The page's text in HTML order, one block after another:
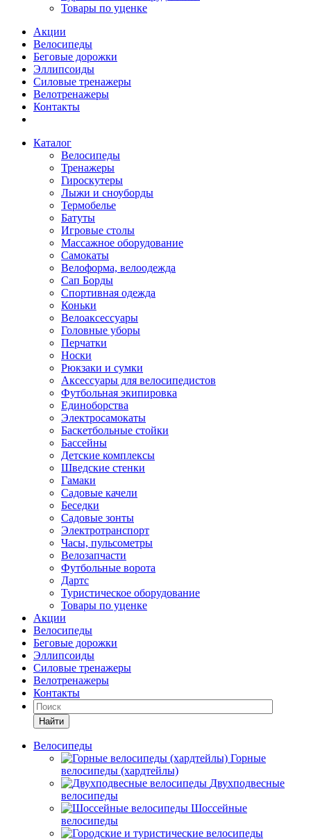
Товары по уценке
Акции
Велосипеды
Беговые дорожки
Эллипсоиды
Силовые тренажеры
Велотренажеры
Контакты
Каталог
Велосипеды
Тренажеры
Гироскутеры
Лыжи и сноуборды
Термобелье
Батуты
Игровые столы
Массажное оборудование
Самокаты
Велоформа, велоодежда
Сап Борды
Спортивная одежда
Коньки
Велоаксессуары
Головные уборы
Перчатки
Носки
Рюкзаки и сумки
Аксессуары для велосипедистов
Футбольная экипировка
Единоборства
Электросамокаты
Баскетбольные стойки
Бассейны
Детские комплексы
Шведские стенки
Гамаки
Садовые качели
Беседки
Садовые зонты
Электротранспорт
Часы, пульсометры
Велозапчасти
Футбольные ворота
Дартс
Туристическое оборудование
Товары по уценке
Акции
Велосипеды
Беговые дорожки
Эллипсоиды
Силовые тренажеры
Велотренажеры
Контакты
Найти
Велосипеды
Горные
велосипеды (хардтейлы)
Двухподвесные
велосипеды
Шоссейные
велосипеды